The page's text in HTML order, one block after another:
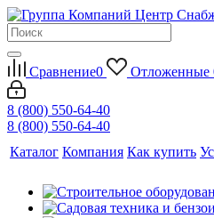
Сравнение0 Отложенные
8 (800) 550-64-40
8 (800) 550-64-40
Каталог Компания Как купить